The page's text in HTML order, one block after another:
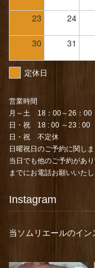
23 24
30 31
定休日
営業時間
月～土 18：00～26：00
日・祝 18 : 00 ～23 : 00
日・祝 不定休
日曜祝日のご予約に関し
当日でも他のご予約があ
までにお電話お願いいたし
Instagram
当ソムリエールのイン